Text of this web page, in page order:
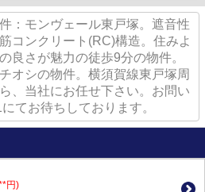
：モンヴェール東戸塚。遮音性
コンクリート(RC)構造。住みよ
良さが魅力の徒歩9分の物件。
オシの物件。横須賀線東戸塚周
、当社にお任せ下さい。お問い
てお待ちしております。
円)